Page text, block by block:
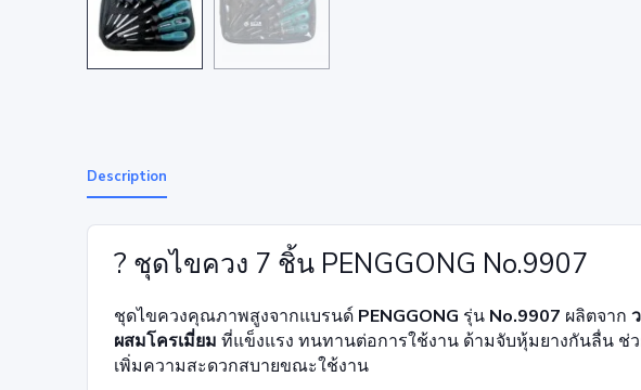
Description
? ชุดไขควง 7 ชิ้น PENGGONG No.9907
ชุดไขควงคุณภาพสูงจากแบรนด์ PENGGONG รุ่น No.9907 ผลิตจาก
ผสมโครเมี่ยม ที่แข็งแรง ทนทานต่อการใช้งาน ด้ามจับหุ้มยางกันลื่น ช่
เพิ่มความสะดวกสบายขณะใช้งาน